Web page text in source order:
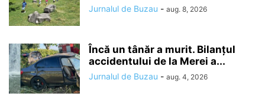
Jurnalul de Buzau - aug. 8, 2026
Încă un tânăr a murit. Bilanțul
accidentului de la Merei a...
Jurnalul de Buzau - aug. 4, 2026